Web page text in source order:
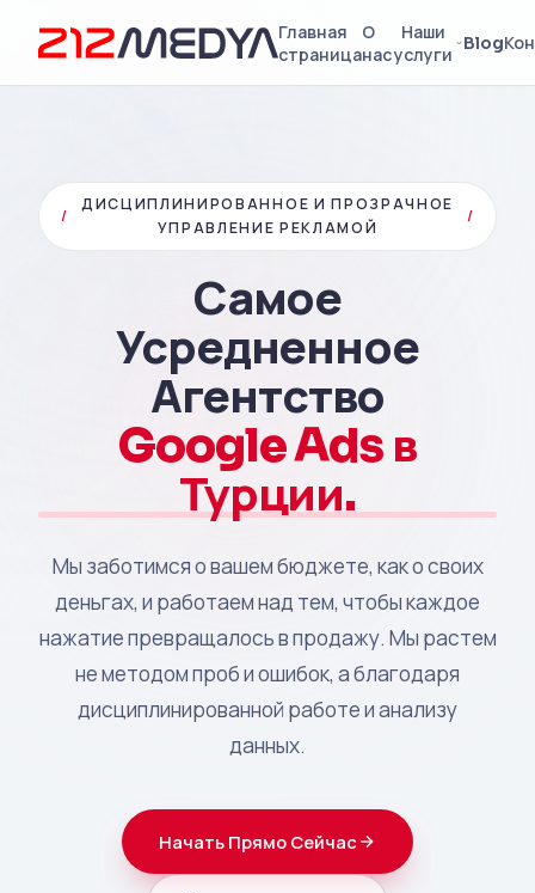
Главная
страница
О
нас
Наши
услуги
Blog
/
ДИСЦИПЛИНИРОВАННОЕ И ПРОЗРАЧНОЕ
УПРАВЛЕНИЕ РЕКЛАМОЙ
/
Самое
Усредненное
Агентство
Google Ads в
Турции.
Мы заботимся о вашем бюджете, как о своих
деньгах, и работаем над тем, чтобы каждое
нажатие превращалось в продажу. Мы растем
не методом проб и ошибок, а благодаря
дисциплинированной работе и анализу
данных.
Начать Прямо Сейчас